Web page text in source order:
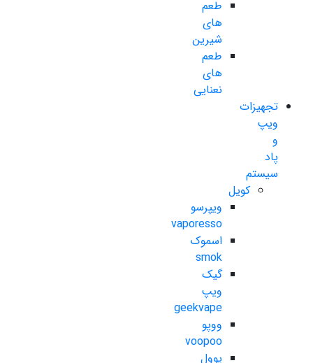
طعم
های
شیرین
طعم
های
نعنایی
تجهیزات
ویپ
و
پاد
سیستم
کویل
ویپرسو
vaporesso
اسموک
smok
گیک
ویپ
geekvape
ووپو
voopoo
یوول